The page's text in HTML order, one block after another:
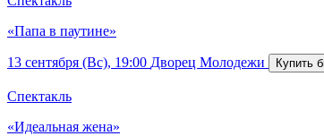
«Папа в паутине»
13 сентября (Вс), 19:00 Дворец Молодежи
Спектакль
«Идеальная жена»